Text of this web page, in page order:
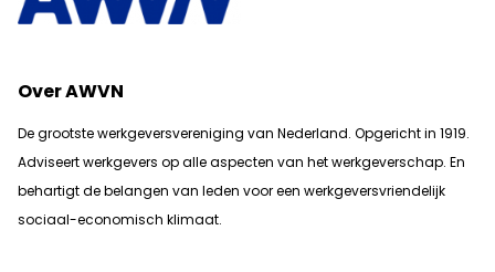
Over AWVN
De grootste werkgeversvereniging van Nederland. Opgericht in 1919.
Adviseert werkgevers op alle aspecten van het werkgeverschap. En
behartigt de belangen van leden voor een werkgeversvriendelijk
sociaal-economisch klimaat.